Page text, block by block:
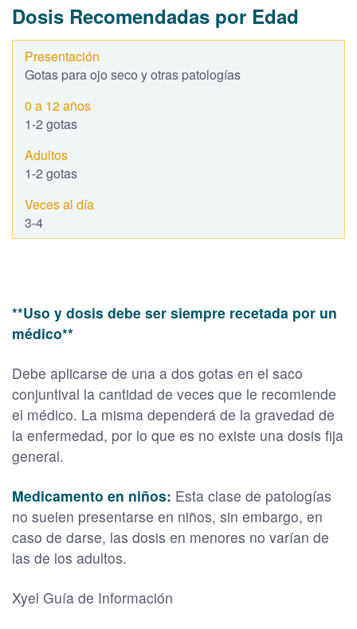
Dosis Recomendadas por Edad
Gotas para ojo seco y otras patologías
1-2 gotas
1-2 gotas
3-4
**Uso y dosis debe ser siempre recetada por un
médico**
Debe aplicarse de una a dos gotas en el saco
conjuntival la cantidad de veces que le recomiende
el médico. La misma dependerá de la gravedad de
la enfermedad, por lo que es no existe una dosis fija
general.
Medicamento en niños: Esta clase de patologías
no suelen presentarse en niños, sin embargo, en
caso de darse, las dosis en menores no varían de
las de los adultos.
Xyel Guía de Información